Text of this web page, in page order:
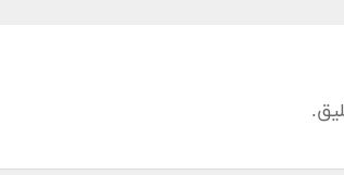
خانة تسجيل الدخول و خانة أخري لإعداد